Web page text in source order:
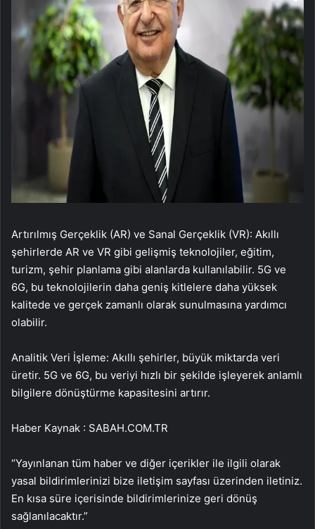
Artırılmış Gerçeklik (AR) ve Sanal Gerçeklik (VR): Akıllı
şehirlerde AR ve VR gibi gelişmiş teknolojiler, eğitim,
turizm, şehir planlama gibi alanlarda kullanılabilir. 5G ve
6G, bu teknolojilerin daha geniş kitlelere daha yüksek
kalitede ve gerçek zamanlı olarak sunulmasına yardımcı
olabilir.
Analitik Veri İşleme: Akıllı şehirler, büyük miktarda veri
üretir. 5G ve 6G, bu veriyi hızlı bir şekilde işleyerek anlamlı
bilgilere dönüştürme kapasitesini artırır.
Haber Kaynak : SABAH.COM.TR
“Yayınlanan tüm haber ve diğer içerikler ile ilgili olarak
yasal bildirimlerinizi bize iletişim sayfası üzerinden iletiniz.
En kısa süre içerisinde bildirimlerinize geri dönüş
sağlanılacaktır.”